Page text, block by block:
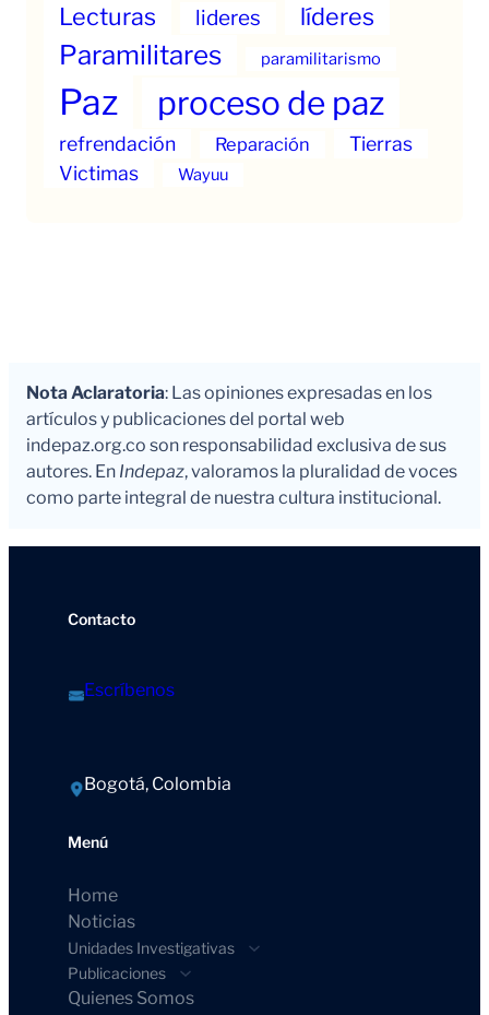
Lecturas lideres líderes
Paramilitares paramilitarismo
Paz proceso de paz
refrendación Reparación
Tierras
Victimas
Wayuu
Nota Aclaratoria: Las opiniones expresadas en los
artículos y publicaciones del portal web
indepaz.org.co son responsabilidad exclusiva de sus
autores. En Indepaz, valoramos la pluralidad de voces
como parte integral de nuestra cultura institucional.
Contacto
Escríbenos
Bogotá, Colombia
Menú
Home
Noticias
Unidades Investigativas
Publicaciones
Quienes Somos